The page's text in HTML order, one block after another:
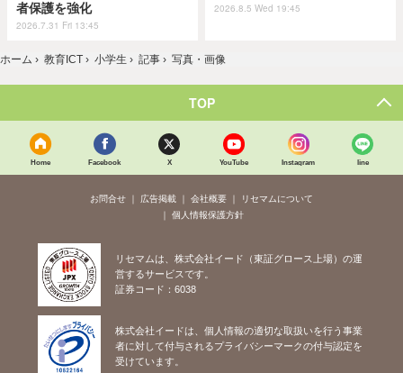
者保護を強化
2026.7.31 Fri 13:45
2026.8.5 Wed 19:45
ホーム › 教育ICT › 小学生 › 記事 › 写真・画像
TOP
Home Facebook X YouTube Instagram line
お問合せ 広告掲載 会社概要
リセマムについて
個人情報保護方針
リセマムは、株式会社イード（東証グロース上場）の運
営するサービスです。
証券コード：6038
株式会社イードは、個人情報の適切な取扱いを行う事業
者に対して付与されるプライバシーマークの付与認定を
受けています。